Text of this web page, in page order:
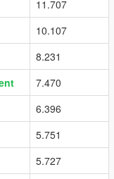
11.707
10.107
8.231
7.470
6.396
5.751
5.727